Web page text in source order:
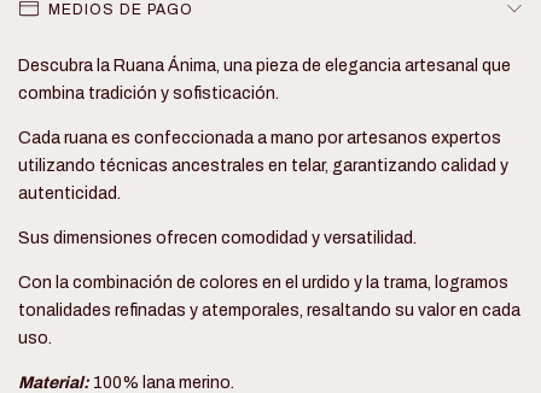
MEDIOS DE PAGO
Descubra la Ruana Ánima, una pieza de elegancia artesanal que
combina tradición y sofisticación.
Cada ruana es confeccionada a mano por artesanos expertos
utilizando técnicas ancestrales en telar, garantizando calidad y
autenticidad.
Sus dimensiones ofrecen comodidad y versatilidad.
Con la combinación de colores en el urdido y la trama, logramos
tonalidades refinadas y atemporales, resaltando su valor en cada
uso.
Material: 100% lana merino.